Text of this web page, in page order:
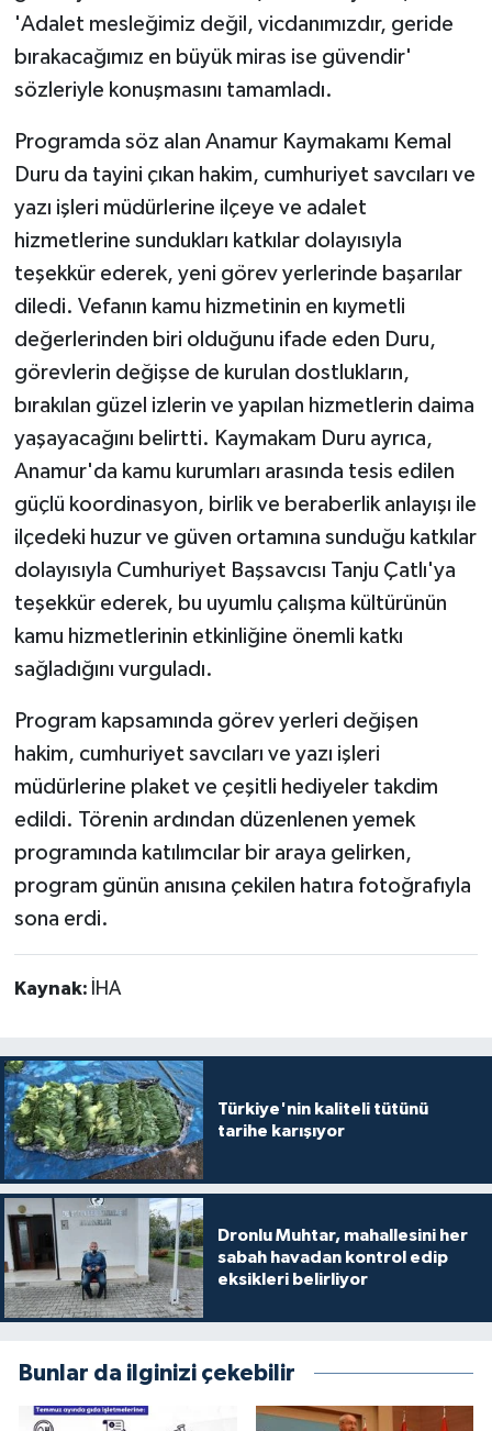
'Adalet mesleğimiz değil, vicdanımızdır, geride
bırakacağımız en büyük miras ise güvendir'
sözleriyle konuşmasını tamamladı.
Programda söz alan Anamur Kaymakamı Kemal
Duru da tayini çıkan hakim, cumhuriyet savcıları ve
yazı işleri müdürlerine ilçeye ve adalet
hizmetlerine sundukları katkılar dolayısıyla
teşekkür ederek, yeni görev yerlerinde başarılar
diledi. Vefanın kamu hizmetinin en kıymetli
değerlerinden biri olduğunu ifade eden Duru,
görevlerin değişse de kurulan dostlukların,
bırakılan güzel izlerin ve yapılan hizmetlerin daima
yaşayacağını belirtti. Kaymakam Duru ayrıca,
Anamur'da kamu kurumları arasında tesis edilen
güçlü koordinasyon, birlik ve beraberlik anlayışı ile
ilçedeki huzur ve güven ortamına sunduğu katkılar
dolayısıyla Cumhuriyet Başsavcısı Tanju Çatlı'ya
teşekkür ederek, bu uyumlu çalışma kültürünün
kamu hizmetlerinin etkinliğine önemli katkı
sağladığını vurguladı.
Program kapsamında görev yerleri değişen
hakim, cumhuriyet savcıları ve yazı işleri
müdürlerine plaket ve çeşitli hediyeler takdim
edildi. Törenin ardından düzenlenen yemek
programında katılımcılar bir araya gelirken,
program günün anısına çekilen hatıra fotoğrafıyla
sona erdi.
Kaynak: İHA
Türkiye'nin kaliteli tütünü
tarihe karışıyor
Dronlu Muhtar, mahallesini her
sabah havadan kontrol edip
eksikleri belirliyor
Bunlar da ilginizi çekebilir